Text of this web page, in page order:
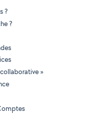
?
?
»